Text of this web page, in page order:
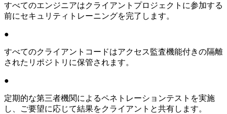
すべてのエンジニアはクライアントプロジェクトに参加する
前にセキュリティトレーニングを完了します。
●
すべてのクライアントコードはアクセス監査機能付きの隔離
されたリポジトリに保管されます。
●
定期的な第三者機関によるペネトレーションテストを実施
し、ご要望に応じて結果をクライアントと共有します。